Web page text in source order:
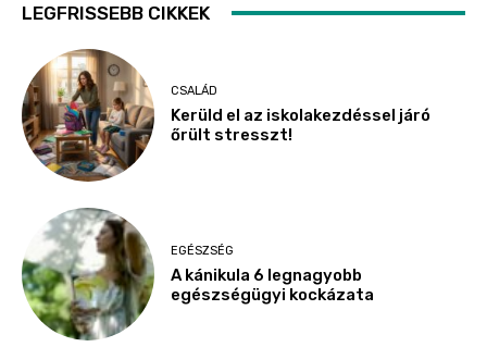
LEGFRISSEBB CIKKEK
CSALÁD
Kerüld el az iskolakezdéssel járó
őrült stresszt!
EGÉSZSÉG
A kánikula 6 legnagyobb
egészségügyi kockázata